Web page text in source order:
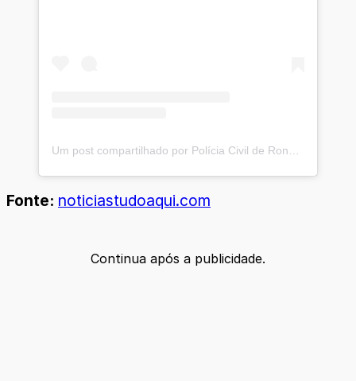
Fonte: noticiastudoaqui.com
Continua após a publicidade.